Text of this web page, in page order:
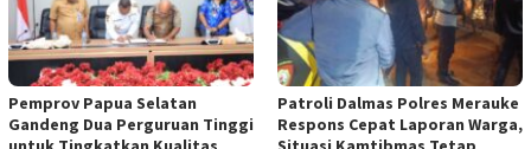
Pemprov Papua Selatan
Gandeng Dua Perguruan Tinggi
Patroli Dalmas Polres Merauke
Respons Cepat Laporan Warga,